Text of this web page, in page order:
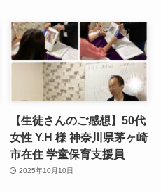
【生徒さんのご感想】50代
女性 Y.H 様 神奈川県茅ヶ崎
市在住 学童保育支援員
2025年10月10日